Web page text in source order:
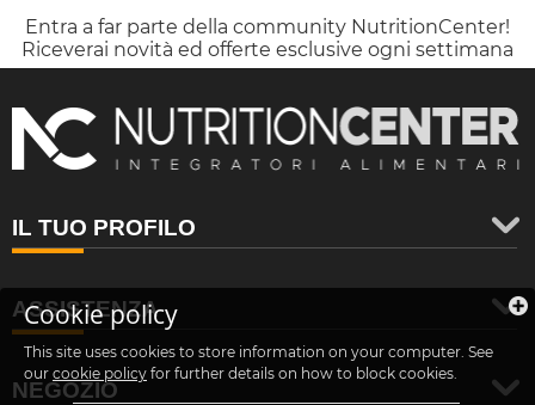
Entra a far parte della community NutritionCenter!
Riceverai novità ed offerte esclusive ogni settimana
IL TUO PROFILO
ASSISTENZA
NEGOZIO
Cookie policy
This site uses cookies to store information on your computer. See
our cookie policy for further details on how to block cookies.